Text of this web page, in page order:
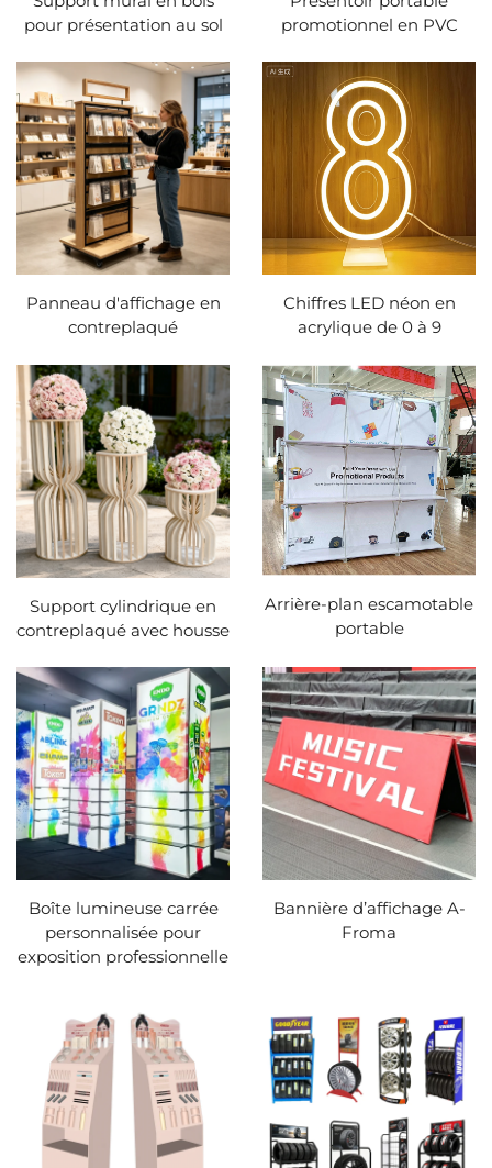
pour présentation au sol
promotionnel en PVC
Panneau d'affichage en
contreplaqué
Chiffres LED néon en
acrylique de 0 à 9
Support cylindrique en
contreplaqué avec housse
Arrière-plan escamotable
portable
Boîte lumineuse carrée
personnalisée pour
exposition professionnelle
Bannière d’affichage A-
Froma